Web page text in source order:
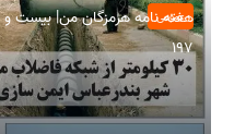
عمومی
197